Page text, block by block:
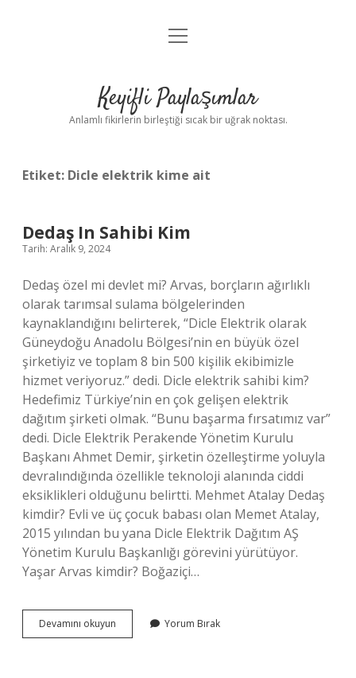
Anasayfa
Yasal Uyarı
menüyü
Keyifli Paylaşımlar
Anlamlı fikirlerin birleştiği sıcak bir uğrak noktası.
Etiket: Dicle elektrik kime ait
Dedaş In Sahibi Kim
Tarih: Aralık 9, 2024
Dedaş özel mi devlet mi? Arvas, borçların ağırlıklı
olarak tarımsal sulama bölgelerinden
kaynaklandığını belirterek, “Dicle Elektrik olarak
Güneydoğu Anadolu Bölgesi’nin en büyük özel
şirketiyiz ve toplam 8 bin 500 kişilik ekibimizle
hizmet veriyoruz.” dedi. Dicle elektrik sahibi kim?
Hedefimiz Türkiye’nin en çok gelişen elektrik
dağıtım şirketi olmak. “Bunu başarma fırsatımız var”
dedi. Dicle Elektrik Perakende Yönetim Kurulu
Başkanı Ahmet Demir, şirketin özelleştirme yoluyla
devralındığında özellikle teknoloji alanında ciddi
eksiklikleri olduğunu belirtti. Mehmet Atalay Dedaş
kimdir? Evli ve üç çocuk babası olan Memet Atalay,
2015 yılından bu yana Dicle Elektrik Dağıtım AŞ
Yönetim Kurulu Başkanlığı görevini yürütüyor.
Yaşar Arvas kimdir? Boğaziçi…
Devamını okuyun
In
Yorum Bırak